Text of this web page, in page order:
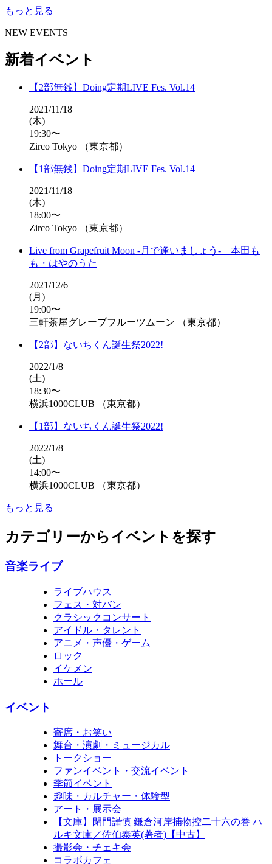
もっと見る
NEW EVENTS
新着イベント
【2部無銭】Doing定期LIVE Fes. Vol.14
2021/11/18
(木)
19:30〜
Zirco Tokyo （東京都）
【1部無銭】Doing定期LIVE Fes. Vol.14
2021/11/18
(木)
18:00〜
Zirco Tokyo （東京都）
Live from Grapefruit Moon -月で逢いましょう- 本田も
も・はやのうた
2021/12/6
(月)
19:00〜
三軒茶屋グレープフルーツムーン （東京都）
【2部】ないちくん誕生祭2022!
2022/1/8
(土)
18:30〜
横浜1000CLUB （東京都）
【1部】ないちくん誕生祭2022!
2022/1/8
(土)
14:00〜
横浜1000CLUB （東京都）
もっと見る
カテゴリーからイベントを探す
音楽ライブ
ライブハウス
フェス・対バン
クラシックコンサート
アイドル・タレント
アニメ・声優・ゲーム
ロック
イケメン
ホール
イベント
寄席・お笑い
舞台・演劇・ミュージカル
トークショー
ファンイベント・交流イベント
季節イベント
趣味・カルチャー・体験型
アート・展示会
【文庫】閉門謹慎 鎌倉河岸捕物控二十六の巻 ハ
ルキ文庫／佐伯泰英(著者)【中古】
撮影会・チェキ会
コラボカフェ